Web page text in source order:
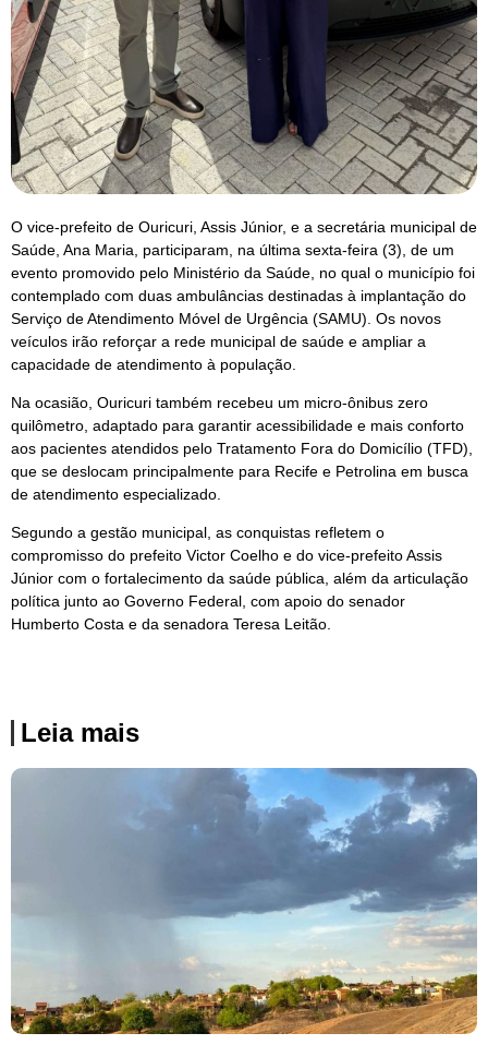
O vice-prefeito de Ouricuri, Assis Júnior, e a secretária municipal de
Saúde, Ana Maria, participaram, na última sexta-feira (3), de um
evento promovido pelo Ministério da Saúde, no qual o município foi
contemplado com duas ambulâncias destinadas à implantação do
Serviço de Atendimento Móvel de Urgência (SAMU). Os novos
veículos irão reforçar a rede municipal de saúde e ampliar a
capacidade de atendimento à população.
Na ocasião, Ouricuri também recebeu um micro-ônibus zero
quilômetro, adaptado para garantir acessibilidade e mais conforto
aos pacientes atendidos pelo Tratamento Fora do Domicílio (TFD),
que se deslocam principalmente para Recife e Petrolina em busca
de atendimento especializado.
Segundo a gestão municipal, as conquistas refletem o
compromisso do prefeito Victor Coelho e do vice-prefeito Assis
Júnior com o fortalecimento da saúde pública, além da articulação
política junto ao Governo Federal, com apoio do senador
Humberto Costa e da senadora Teresa Leitão.
Leia mais